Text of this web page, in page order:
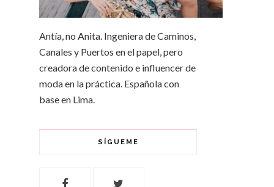
Antía, no Anita. Ingeniera de Caminos,
Canales y Puertos en el papel, pero
creadora de contenido e influencer de
moda en la práctica. Española con
base en Lima.
SÍGUEME